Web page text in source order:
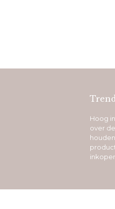
Hoog
over